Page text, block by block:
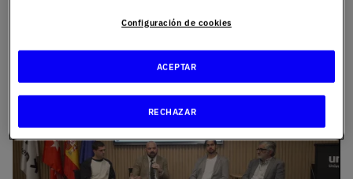
Rubén Nicolàs Sans, y, con la participación de los
Configuración de cookies
RECHAZAR
ACEPTAR